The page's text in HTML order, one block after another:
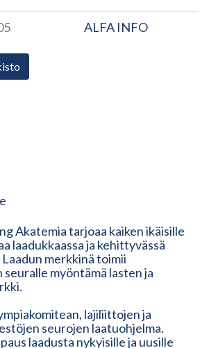
ALFA INFO
Akatemia tarjoaa kaiken ikäisille
laadukkaassa ja kehittyvässä
merkkinä toimii
myöntämä lasten ja
lajiliittojen ja
seurojen laatuohjelma.
laadusta nykyisille ja uusille